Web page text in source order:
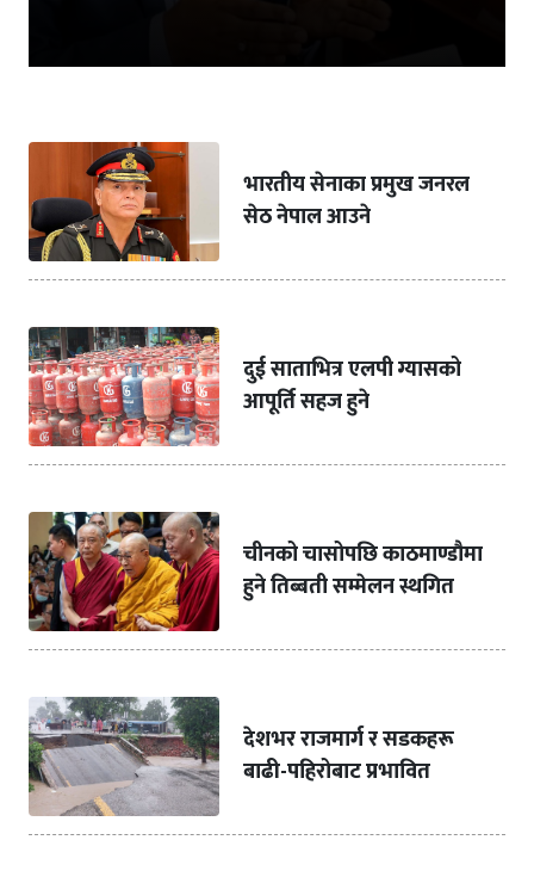
भारतीय सेनाका प्रमुख जनरल
सेठ नेपाल आउने
दुई साताभित्र एलपी ग्यासको
आपूर्ति सहज हुने
चीनको चासोपछि काठमाण्डौमा
हुने तिब्बती सम्मेलन स्थगित
देशभर राजमार्ग र सडकहरू
बाढी-पहिरोबाट प्रभावित